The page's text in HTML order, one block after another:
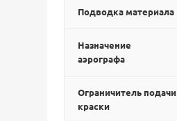
Подводка материала
Назначение
аэрографа
Ограничитель подачи
краски